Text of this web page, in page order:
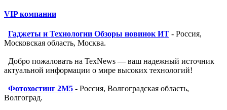
VIP компании
Гаджеты и Технологии Обзоры новинок ИТ - Россия,
Московская область, Москва.
Добро пожаловать на TexNews — ваш надежный источник
актуальной информации о мире высоких технологий!
Фотохостинг 2M5 - Россия, Волгоградская область,
Волгоград.